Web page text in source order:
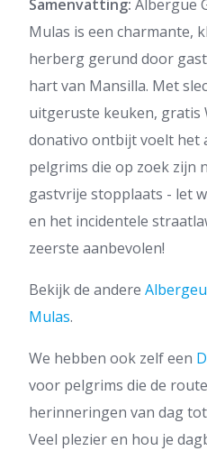
Samenvatting: Albergue
Mulas is een charmante,
herberg gerund door
hart van Mansilla. Met
uitgeruste keuken, gratis
donativo ontbijt voelt het
pelgrims die op zoek zijn
gastvrije stopplaats - let
en het incidentele
zeerste aanbevolen!
Bekijk de andere
Mulas.
We hebben ook zelf een
voor pelgrims die de
herinneringen van dag
Veel plezier en hou je